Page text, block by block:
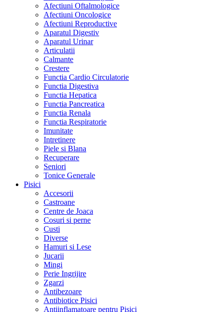
Afectiuni Oftalmologice
Afectiuni Oncologice
Afectiuni Reproductive
Aparatul Digestiv
Aparatul Urinar
Articulatii
Calmante
Crestere
Functia Cardio Circulatorie
Functia Digestiva
Functia Hepatica
Functia Pancreatica
Functia Renala
Functia Respiratorie
Imunitate
Intretinere
Piele si Blana
Recuperare
Seniori
Tonice Generale
Pisici
Accesorii
Castroane
Centre de Joaca
Cosuri si perne
Custi
Diverse
Hamuri si Lese
Jucarii
Mingi
Perie Ingrijire
Zgarzi
Antibezoare
Antibiotice Pisici
Antiinflamatoare pentru Pisici